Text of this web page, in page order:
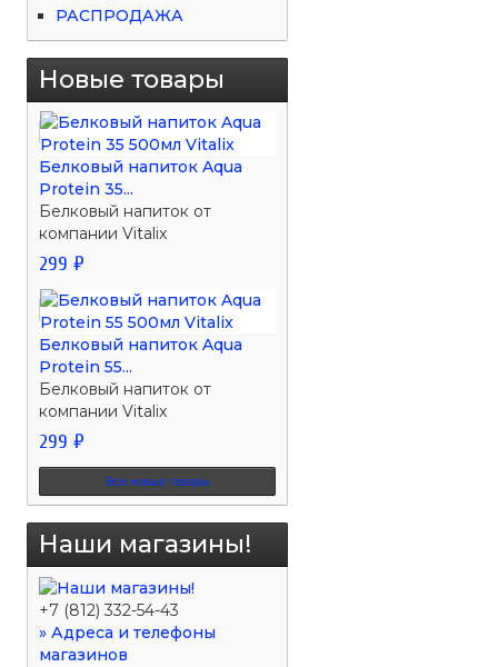
РАСПРОДАЖА
Новые товары
Белковый напиток Aqua
Protein 35...
Белковый напиток от
компании Vitalix
299 ₽
Белковый напиток Aqua
Protein 55...
Белковый напиток от
компании Vitalix
299 ₽
Все новые товары
Наши магазины!
+7 (812) 332-54-43
» Адреса и телефоны
магазинов